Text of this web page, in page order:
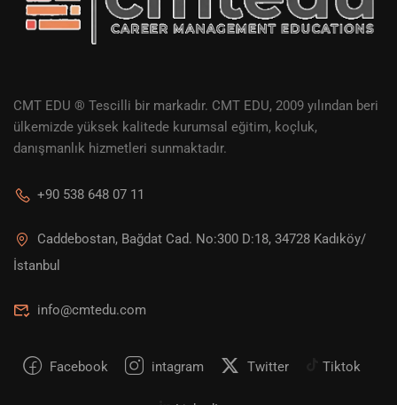
CMT EDU ® Tescilli bir markadır. CMT EDU, 2009 yılından beri
ülkemizde yüksek kalitede kurumsal eğitim, koçluk,
danışmanlık hizmetleri sunmaktadır.
+90 538 648 07 11
Caddebostan, Bağdat Cad. No:300 D:18, 34728 Kadıköy/
İstanbul
info@cmtedu.com
Facebook intagram Twitter Tiktok